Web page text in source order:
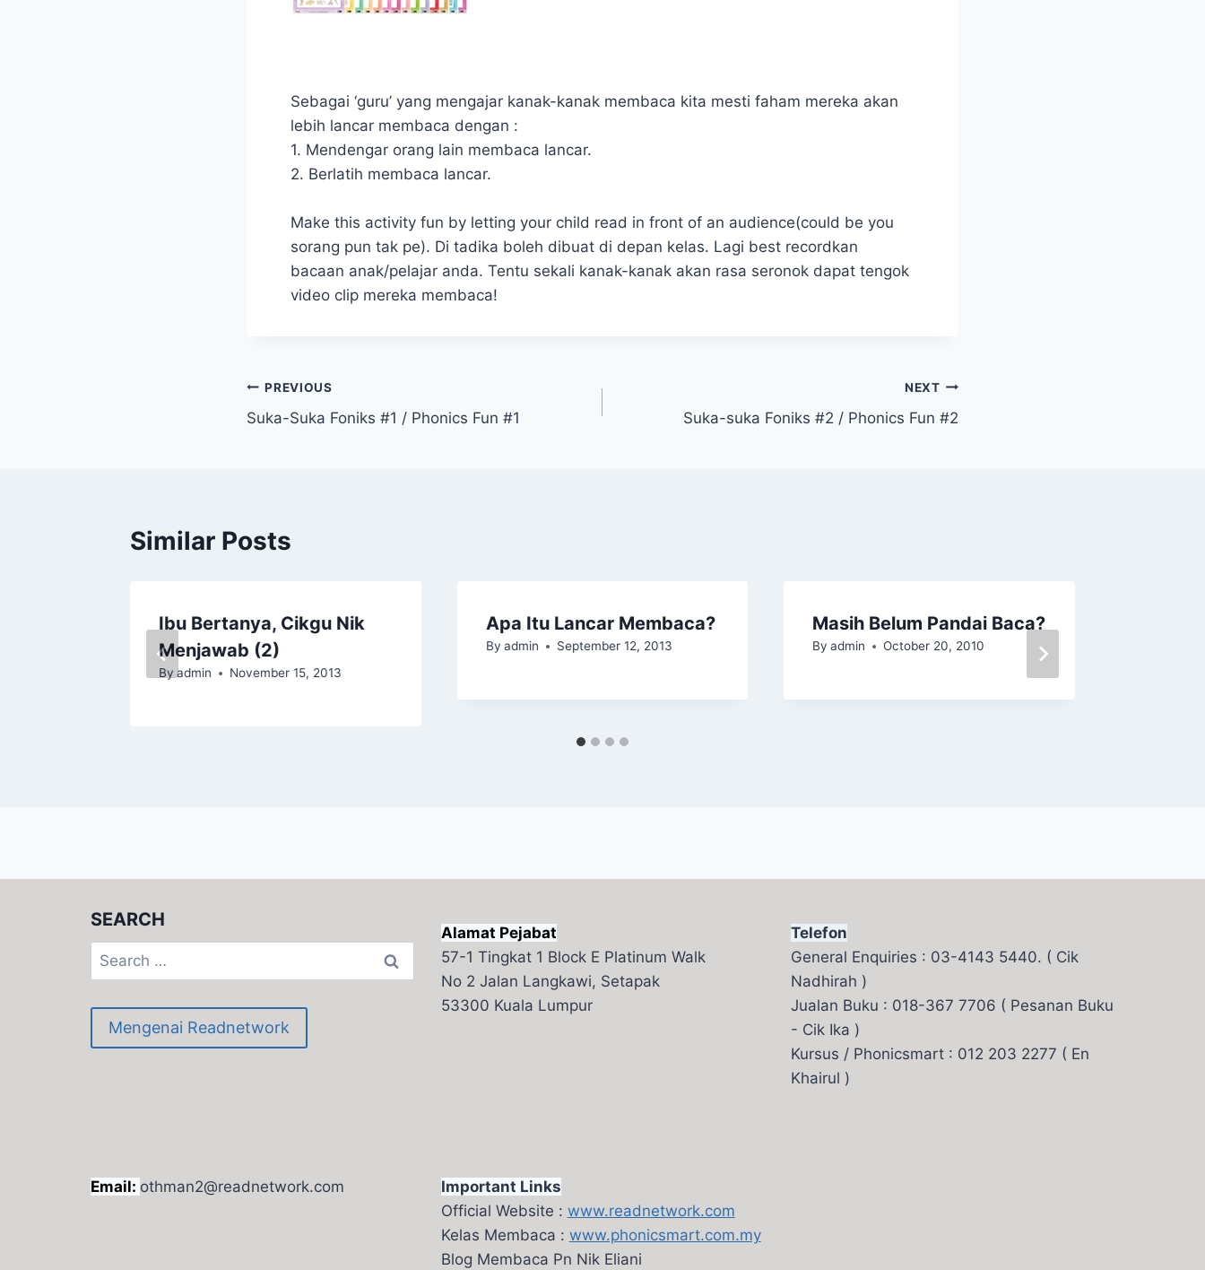
Sebagai ‘guru’ yang mengajar kanak-kanak membaca kita mesti faham mereka akan
lebih lancar membaca dengan :
1. Mendengar orang lain membaca lancar.
2. Berlatih membaca lancar.
Make this activity fun by letting your child read in front of an audience(could be you
sorang pun tak pe). Di tadika boleh dibuat di depan kelas. Lagi best recordkan
bacaan anak/pelajar anda. Tentu sekali kanak-kanak akan rasa seronok dapat tengok
video clip mereka membaca!
Post
navigation
PREVIOUS
Suka-Suka Foniks #1 / Phonics Fun #1
NEXT
Suka-suka Foniks #2 / Phonics Fun #2
Similar Posts
Ibu Bertanya, Cikgu Nik
Menjawab (2)
By admin November 15, 2013
Apa Itu Lancar Membaca?
By admin September 12, 2013
Masih Belum Pandai Baca?
By admin October 20, 2010
SEARCH
Search
for:
Mengenai Readnetwork
Alamat Pejabat
57-1 Tingkat 1 Block E Platinum Walk
No 2 Jalan Langkawi, Setapak
53300 Kuala Lumpur
Telefon
General Enquiries : 03-4143 5440. ( Cik
Nadhirah )
Jualan Buku : 018-367 7706 ( Pesanan Buku
- Cik Ika )
Kursus / Phonicsmart : 012 203 2277 ( En
Khairul )
Email: othman2@readnetwork.com
Important Links
Official Website : www.readnetwork.com
Kelas Membaca : www.phonicsmart.com.my
Blog Membaca Pn Nik Eliani